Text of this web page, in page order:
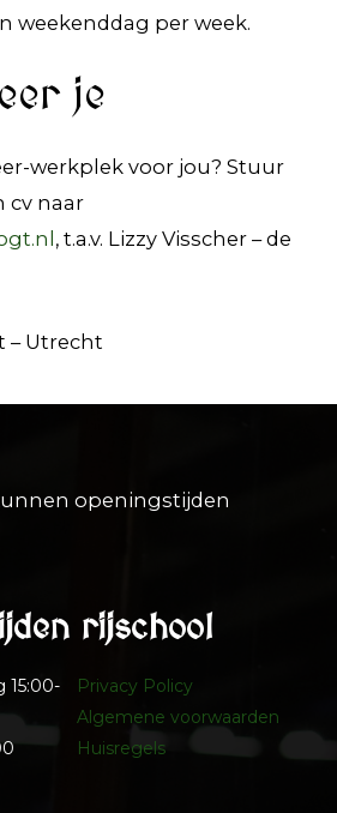
weekenddag per week.
je
werkplek voor jou? Stuur
cv naar
, t.a.v. Lizzy Visscher – de
– Utrecht
openingstijden
rijschool
15:00-
Privacy Policy
Algemene voorwaarden
Huisregels